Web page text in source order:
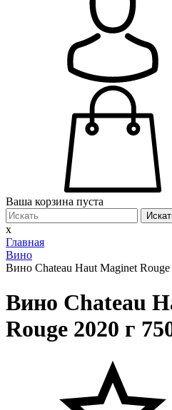
Ваша корзина пуста
x
Главная
Вино
Вино Chateau Haut Maginet
Вино Chateau
Rouge 2020 г